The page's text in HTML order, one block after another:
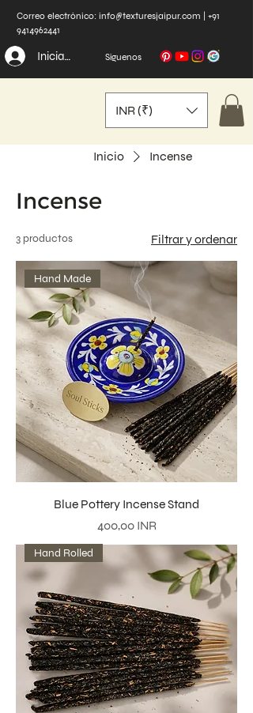
Correo electrónico: info@texturesjaipur.com
+91
9414962441
Iniciar sesión Síguenos
INR (₹)
Inicio Incense
Incense
3 productos Filtrar y ordenar
Hand Made
Blue Pottery Incense Stand
Precio
400,00 INR
Hand Rolled